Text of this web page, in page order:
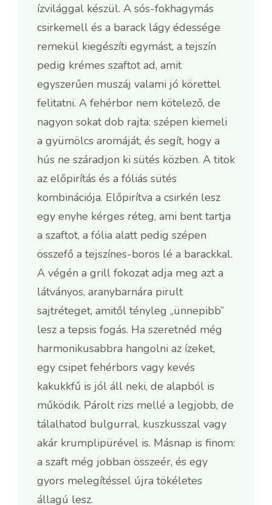
ízvilággal készül. A sós-fokhagymás
csirkemell és a barack lágy édessége
remekül kiegészíti egymást, a tejszín
pedig krémes szaftot ad, amit
egyszerűen muszáj valami jó körettel
felitatni. A fehérbor nem kötelező, de
nagyon sokat dob rajta: szépen kiemeli
a gyümölcs aromáját, és segít, hogy a
hús ne száradjon ki sütés közben. A titok
az előpirítás és a fóliás sütés
kombinációja. Előpirítva a csirkén lesz
egy enyhe kérges réteg, ami bent tartja
a szaftot, a fólia alatt pedig szépen
összefő a tejszínes-boros lé a barackkal.
A végén a grill fokozat adja meg azt a
látványos, aranybarnára pirult
sajtréteget, amitől tényleg „ünnepibb”
lesz a tepsis fogás. Ha szeretnéd még
harmonikusabbra hangolni az ízeket,
egy csipet fehérbors vagy kevés
kakukkfű is jól áll neki, de alapból is
működik. Párolt rizs mellé a legjobb, de
tálalhatod bulgurral, kuszkusszal vagy
akár krumplipürével is. Másnap is finom:
a szaft még jobban összeér, és egy
gyors melegítéssel újra tökéletes
állagú lesz.